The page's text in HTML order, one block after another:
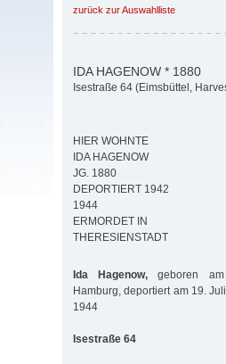
zurück zur Auswahlliste
IDA HAGENOW * 1880
Isestraße 64 (Eimsbüttel,
HIER WOHNTE
IDA HAGENOW
JG. 1880
DEPORTIERT 1942
1944
ERMORDET IN
THERESIENSTADT
Ida Hagenow, geboren
Hamburg, deportiert am 19.
1944
Isestraße 64